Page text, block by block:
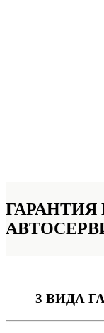
3 ВИДА